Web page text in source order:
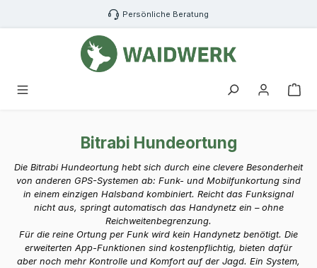
Zum Hauptinhalt springen Persönliche Beratung
Bitrabi Hundeortung
Die Bitrabi Hundeortung hebt sich durch eine clevere Besonderheit
von anderen GPS-Systemen ab: Funk- und Mobilfunkortung sind
in einem einzigen Halsband kombiniert. Reicht das Funksignal
nicht aus, springt automatisch das Handynetz ein – ohne
Reichweitenbegrenzung.
Für die reine Ortung per Funk wird kein Handynetz benötigt. Die
erweiterten App-Funktionen sind kostenpflichtig, bieten dafür
aber noch mehr Kontrolle und Komfort auf der Jagd. Ein System,